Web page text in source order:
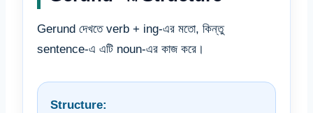
Gerund দেখতে verb + ing-এর মতো, কিন্তু
sentence-এ এটি noun-এর কাজ করে।
Structure: